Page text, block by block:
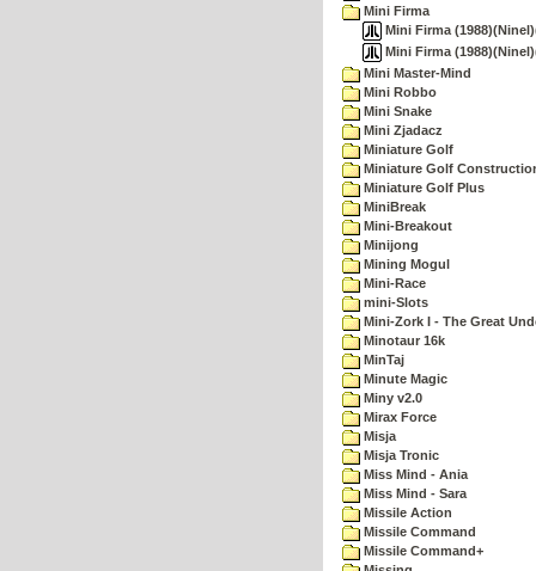
Mini Firma
Mini Firma
Mini Firma
Mini Master-Mind
Mini Robbo
Mini Snake
Mini Zjadacz
Miniature Golf
Miniature Golf
Miniature Golf Plus
MiniBreak
Mini-Breakout
Minijong
Mining Mogul
Mini-Race
mini-Slots
Mini-Zork I - The Great
Minotaur 16k
MinTaj
Minute Magic
Miny v2.0
Mirax Force
Misja
Misja Tronic
Miss Mind - Ania
Miss Mind - Sara
Missile Action
Missile Command
Missile Command+